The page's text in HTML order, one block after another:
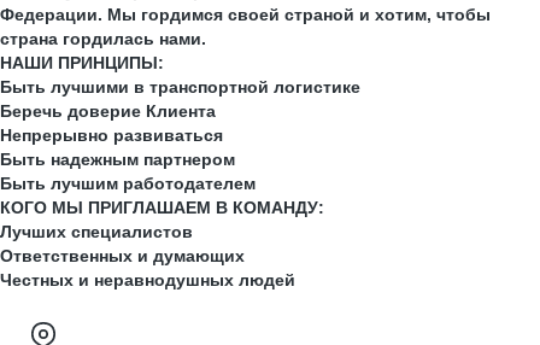
Федерации. Мы гордимся своей страной и хотим, чтобы
страна гордилась нами.
НАШИ ПРИНЦИПЫ:
Быть лучшими в транспортной логистике
Беречь доверие Клиента
Непрерывно развиваться
Быть надежным партнером
Быть лучшим работодателем
КОГО МЫ ПРИГЛАШАЕМ В КОМАНДУ:
Лучших специалистов
Ответственных и думающих
Честных и неравнодушных людей